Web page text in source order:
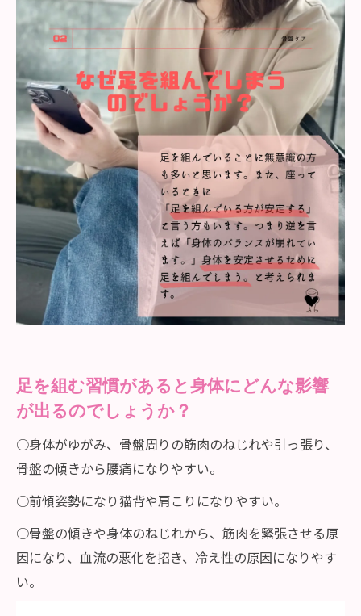
足を組む習慣があると身体にどんな影響
が出るのでしょうか？
○身体がゆがみ、骨盤周りの筋肉のねじれや引っ張り、
骨盤の傾きから腰痛になりやすい。
○前傾姿勢になり猫背や肩こりになりやすい。
○骨盤の傾きや身体のねじれから、筋肉を緊張させる原
因になり、血流の悪化を招き、冷え性の原因になりやす
い。